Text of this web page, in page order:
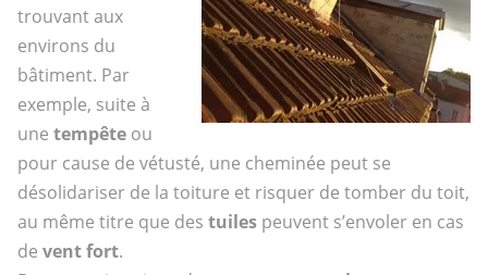
trouvant aux
environs du
bâtiment. Par
exemple, suite à
une tempêteou
pour cause de vétusté, une cheminée peut se
désolidariser de la toiture et risquer de tomber du toit,
au même titre que des tuilespeuvent s’envoler en cas
de vent fort.